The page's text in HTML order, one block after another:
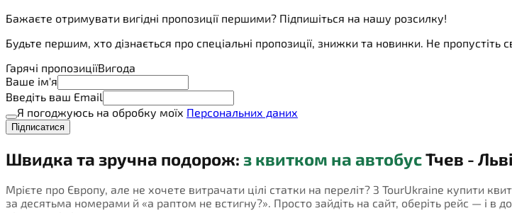
Бажаєте отримувати вигідні пропозиції першими? Підпишіться на нашу розсилку!
Будьте першим, хто дізнається про спеціальні пропозиції, знижки та новинки. Не
Гарячі пропозиціїВигода
Ваше ім'я
Введіть ваш Email
Я погоджуюсь на обробку моїх Персональних даних
Підписатися
Швидка та зручна подорож: з квитком на автобусТчев -
Мрієте про Європу, але не хочете витрачати цілі статки на переліт? З TourUkraine купити
за десятьма номерами й «а раптом не встигну?». Просто зайдіть на сайт, оберіть рейс — і в